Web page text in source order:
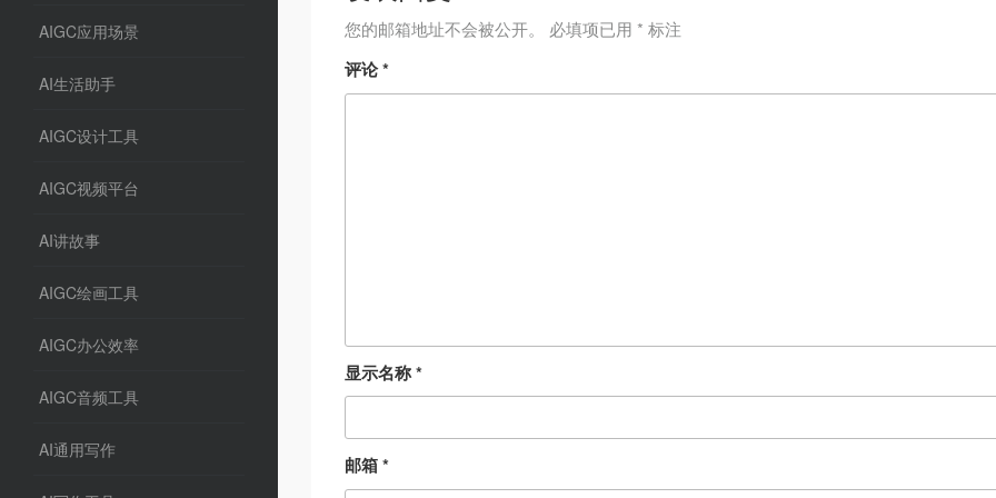
AIGC应用场景
AI生活助手
AIGC设计工具
AIGC视频平台
AI讲故事
AIGC绘画工具
AIGC办公效率
AIGC音频工具
AI通用写作
您的邮箱地址不会被公开。 必填项已用 * 标注
评论*
显示名称*
邮箱*